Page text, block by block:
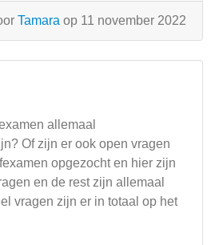
Tamara op 11 november 2022
allemaal
Of zijn er ook open vragen
opgezocht en hier zijn
en de rest zijn allemaal
vragen zijn er in totaal op het